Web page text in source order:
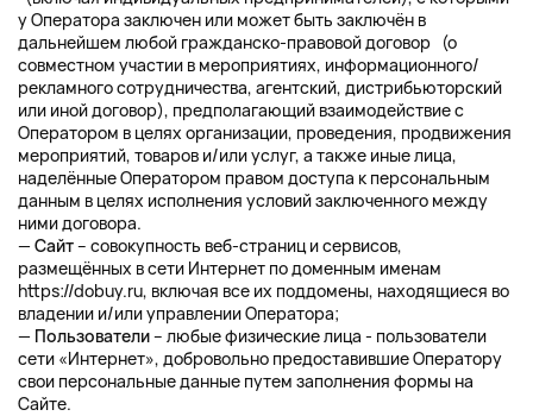
у Оператора заключен или может быть заключён в
дальнейшем любой гражданско-правовой договор (о
совместном участии в мероприятиях, информационного/
рекламного сотрудничества, агентский, дистрибьюторский
или иной договор), предполагающий взаимодействие с
Оператором в целях организации, проведения, продвижения
мероприятий, товаров и/или услуг, а также иные лица,
наделённые Оператором правом доступа к персональным
данным в целях исполнения условий заключенного между
ними договора.
— Сайт– совокупность веб-страниц и сервисов,
размещённых в сети Интернет по доменным именам
https://dobuy.ru, включая все их поддомены, находящиеся во
владении и/или управлении Оператора;
— Пользователи– любые физические лица - пользователи
сети «Интернет», добровольно предоставившие Оператору
свои персональные данные путем заполнения формы на
Сайте.